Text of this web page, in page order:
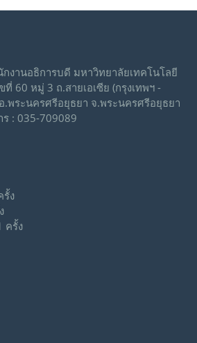
งานอธิการบดี มหาวิทยาลัยเทคโนโลยี
60 หมู่ 3 ถ.สายเอเซีย (กรุงเทพฯ -
.พระนครศรีอยุธยา จ.พระนครศรีอยุธยา
: 035-709089
รั้ง
ครั้ง